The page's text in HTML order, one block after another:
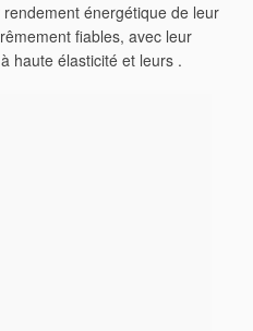
énergétique de leur
fiables, avec leur
haute élasticité et leurs .